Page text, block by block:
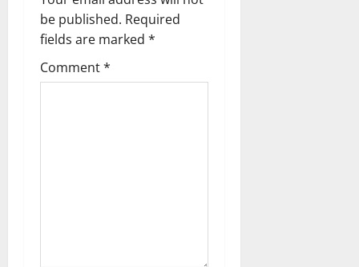
g
a
t
be published. Required
fields are marked *
Comment*